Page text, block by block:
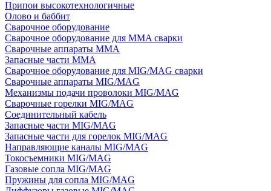
Припои высокотехнологичные
Олово и баббит
Сварочное оборудование
Сварочное оборудование для MMA сварки
Сварочные аппараты MMA
Запасные части MMA
Сварочное оборудование для MIG/MAG сварки
Сварочные аппараты MIG/MAG
Механизмы подачи проволоки MIG/MAG
Сварочные горелки MIG/MAG
Соединительный кабель
Запасные части MIG/MAG
Запасные части для горелок MIG/MAG
Направляющие каналы MIG/MAG
Токосъемники MIG/MAG
Газовые сопла MIG/MAG
Пружины для сопла MIG/MAG